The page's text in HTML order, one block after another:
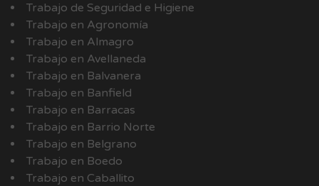
Trabajo de Seguridad e Higiene
Trabajo en Agronomía
Trabajo en Almagro
Trabajo en Avellaneda
Trabajo en Balvanera
Trabajo en Banfield
Trabajo en Barracas
Trabajo en Barrio Norte
Trabajo en Belgrano
Trabajo en Boedo
Trabajo en Caballito